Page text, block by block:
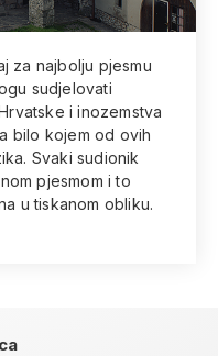
za najbolju pjesmu
sudjelovati
i inozemstva
bilo kojem od ovih
Svaki sudionik
pjesmom i to
u tiskanom obliku.